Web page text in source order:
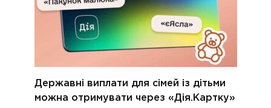
Державні виплати для сімей із дітьми
можна отримувати через «Дія.Картку»